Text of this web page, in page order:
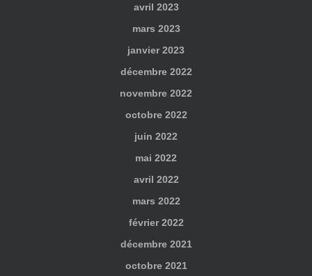
avril 2023
mars 2023
janvier 2023
décembre 2022
novembre 2022
octobre 2022
juin 2022
mai 2022
avril 2022
mars 2022
février 2022
décembre 2021
octobre 2021